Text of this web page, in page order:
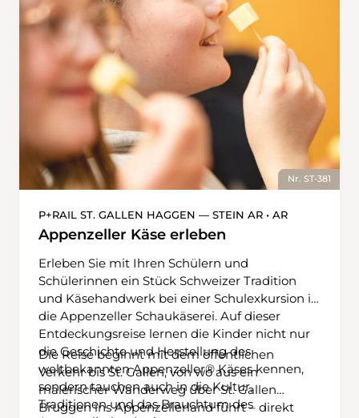
Nr. ST-381
P+RAIL ST. GALLEN HAGGEN — STEIN AR • AR
Appenzeller Käse erleben
Erleben Sie mit Ihren Schülern und
Schülerinnen ein Stück Schweizer Tradition
und Käsehandwerk bei einer Schulexkursion in
die Appenzeller Schaukäserei. Auf dieser
Entdeckungsreise lernen die Kinder nicht nur
die Geschichte und Herstellung des
weltbekannten Appenzeller® Käses kennen,
sondern tauchen auch in die Kultur,
Traditionen und das Brauchtum des
Die Reise beginnt mit dem öffentlichen
Verkehr bis St. Gallen, von wo aus ein
malerischer Wanderweg über St. Gallen
Bruggen ins Appenzellerland führt – direkt